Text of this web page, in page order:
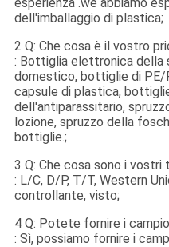
dell'imballaggio di plastica;
2 Q: Che cosa è il vostro
: Bottiglia elettronica della
domestico, bottiglie di PE/
capsule di plastica,
dell'antiparassitario,
lozione, spruzzo della
bottiglie.;
3 Q: Che cosa sono i vostri
: L/C, D/P, T/T, Western
controllante, visto;
4 Q: Potete fornire i
: Sì, possiamo fornire i